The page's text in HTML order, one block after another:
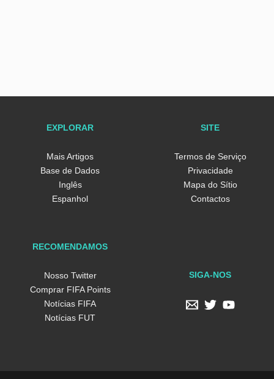
EXPLORAR
Mais Artigos
Base de Dados
Inglês
Espanhol
SITE
Termos de Serviço
Privacidade
Mapa do Sítio
Contactos
RECOMENDAMOS
Nosso Twitter
Comprar FIFA Points
Notícias FIFA
Notícias FUT
SIGA-NOS